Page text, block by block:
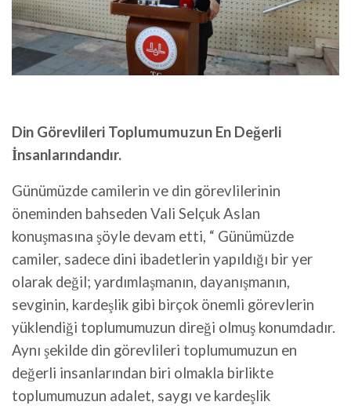
Din Görevlileri Toplumumuzun En Değerli
İnsanlarındandır.
Günümüzde camilerin ve din görevlilerinin
öneminden bahseden Vali Selçuk Aslan
konuşmasına şöyle devam etti, “ Günümüzde
camiler, sadece dini ibadetlerin yapıldığı bir yer
olarak değil; yardımlaşmanın, dayanışmanın,
sevginin, kardeşlik gibi birçok önemli görevlerin
yüklendiği toplumumuzun direği olmuş konumdadır.
Aynı şekilde din görevlileri toplumumuzun en
değerli insanlarından biri olmakla birlikte
toplumumuzun adalet, saygı ve kardeşlik